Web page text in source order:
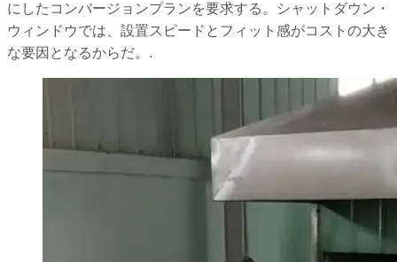
にしたコンバージョンプランを要求する。シャットダウン・
ウィンドウでは、設置スピードとフィット感がコストの大き
な要因となるからだ。.